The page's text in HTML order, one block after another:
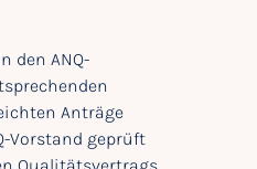
den ANQ-
Anträge
Vorstand geprüft